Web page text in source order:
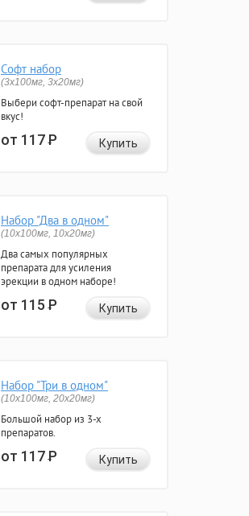
Софт набор
(3x100мг, 3x20мг)
Выбери софт-препарат на свой
вкус!
от 117Р Купить
Набор "Два в одном"
(10x100мг, 10x20мг)
Два самых популярных
препарата для усиления
эрекции в одном наборе!
от 115Р Купить
Набор "Три в одном"
(10x100мг, 20x20мг)
Большой набор из 3-х
препаратов.
от 117Р Купить